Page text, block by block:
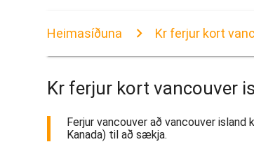
Heimasíðuna Kr ferjur kort
Kr ferjur kort vancouver
Ferjur vancouver að vancouver
Kanada) til að sækja.